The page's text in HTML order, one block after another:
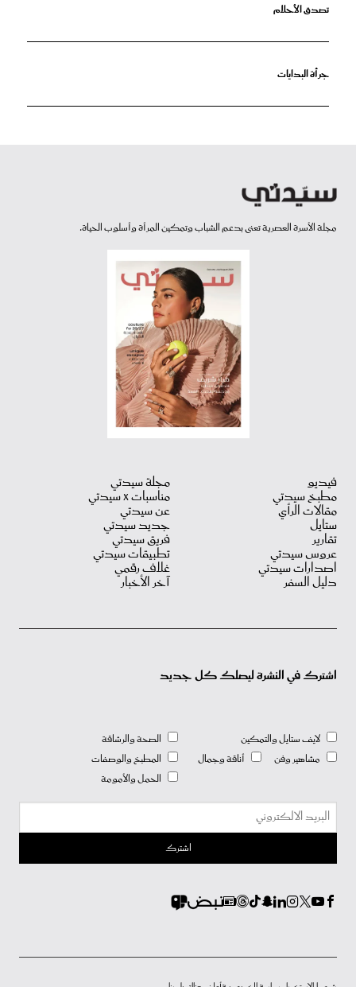
تصدق الأحلام
جرأة البدايات
مجلة الأسرة العصرية تعنى بدعم الشباب وتمكين المرأة وأسلوب الحياة.
فيديو
مطبخ سيدتي
مقالات الرأي
ستايل
تقارير
عروس سيدتي
اصدارات سيدتي
دليل السفر
مجلة سيدتي
مناسبات X سيدتي
عن سيدتي
جديد سيدتي
فريق سيدتي
تطبيقات سيدتي
غلاف رقمي
آخر الأخبار
اشترك في النشرة ليصلك كل جديد
لايف ستايل والتمكين
مشاهير وفن
أناقة وجمال
الصحة والرشاقة
المطبخ والوصفات
الحمل والأمومة